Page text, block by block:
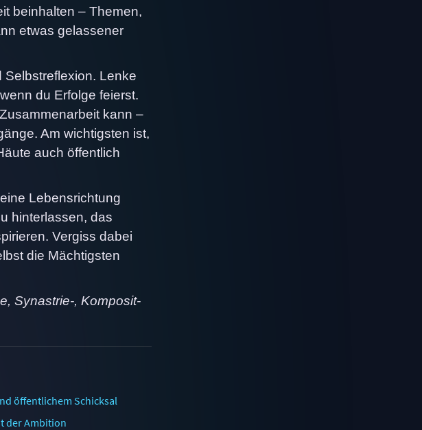
beinhalten – Themen,
etwas gelassener
Selbstreflexion. Lenke
du Erfolge feierst.
kann –
Am wichtigsten ist,
auch öffentlich
Lebensrichtung
hinterlassen, das
Vergiss dabei
die Mächtigsten
Synastrie-, Komposit-
öffentlichem Schicksal
der Ambition